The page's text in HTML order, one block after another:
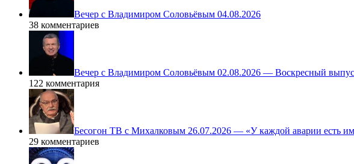
Вечер с Владимиром Соловьёвым 04.08.2026
38 комментариев
Вечер с Владимиром Соловьёвым 02.08.2026 — Воскресный
122 комментария
Бесогон ТВ с Михалковым 26.07.2026 — «У каждой аварии есть
29 комментариев